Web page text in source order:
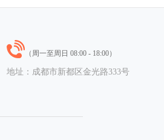
（周一至周日 08:00 - 18:00）
地址：成都市新都区金光路333号